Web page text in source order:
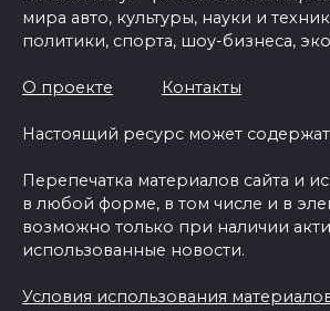
мира авто, культуры, науки и
политики, спорта, шоу-бизнеса,
О проекте Контакты
Настоящий ресурс может
Перепечатка материалов сайта и
в любой форме, в том числе и в
возможно только при наличии
использованные новости.
Условия использования